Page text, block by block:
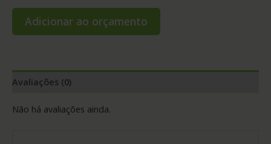
Adicionar ao orçamento
Avaliações (0)
Não há avaliações ainda.